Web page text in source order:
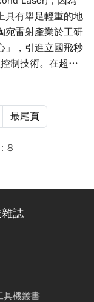
型化、低成本方式
測系統來實現。
具有舉足輕重的地
宛雷射產業於工研
」，引進立國飛秒
制技術。在超快
10-15秒）、峰值
子元件製程等超
勢。本文將介紹
設計達成的材料
於模具微深刻技
最尾頁
8
誌
具機叢書